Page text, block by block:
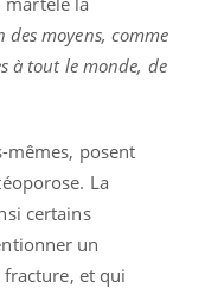
moyens, comme
à tout le monde, de
mêmes, posent
La
certains
un
et qui